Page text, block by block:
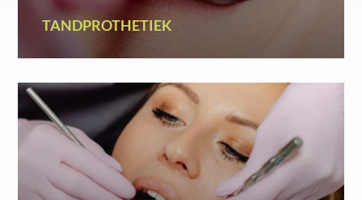
TANDPROTHETIEK